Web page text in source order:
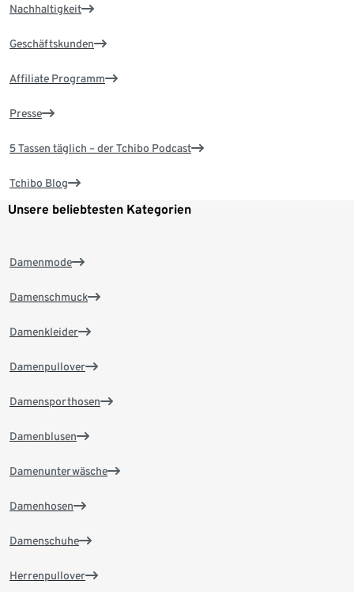
Nachhaltigkeit
Geschäftskunden
Affiliate Programm
Presse
5 Tassen täglich – der Tchibo Podcast
Tchibo Blog
Unsere beliebtesten Kategorien
Damenmode
Damenschmuck
Damenkleider
Damenpullover
Damensporthosen
Damenblusen
Damenunterwäsche
Damenhosen
Damenschuhe
Herrenpullover